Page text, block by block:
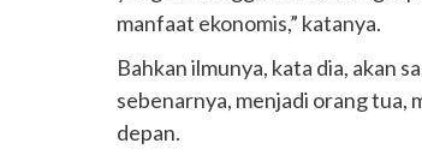
manfaat ekonomis,” katanya.
Bahkan ilmunya, kata dia, akan
sebenarnya, menjadi orang tua,
depan.